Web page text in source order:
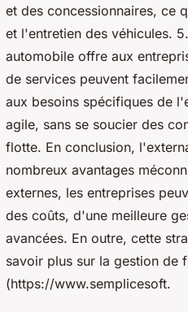
et des concessionnaires, ce
et l'entretien des véhicules.
automobile offre aux
de services peuvent
aux besoins spécifiques de
agile, sans se soucier des
flotte. En conclusion,
nombreux avantages
externes, les entreprises
des coûts, d'une meilleure
avancées. En outre, cette
savoir plus sur la gestion de
(https://www.semplicesoft.